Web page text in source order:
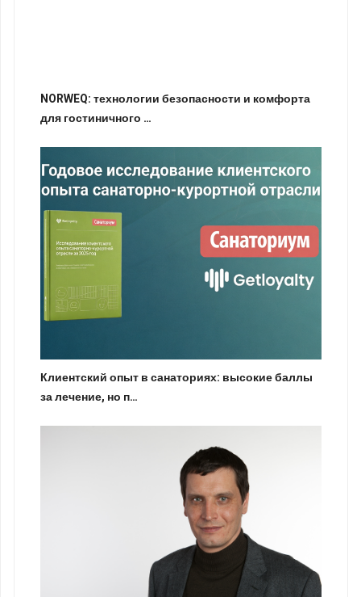
NORWEQ: технологии безопасности и комфорта
для гостиничного …
Клиентский опыт в санаториях: высокие баллы
за лечение, но п…